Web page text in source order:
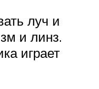
луч и
и линз.
играет